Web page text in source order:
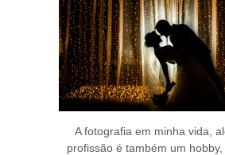
A fotografia em minha vida,
profissão é também um